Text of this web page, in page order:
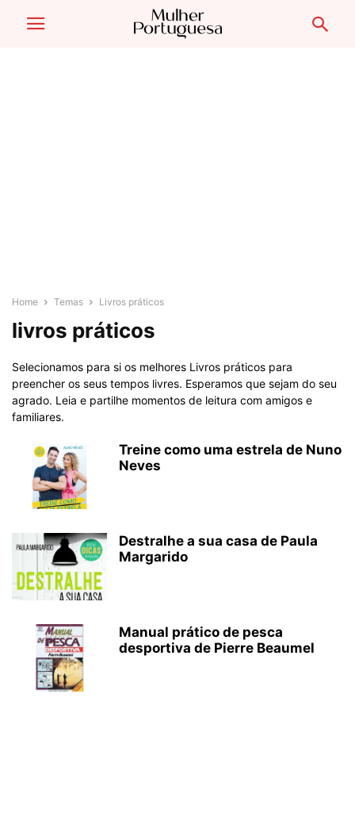
Home Temas Livros práticos
livros práticos
Selecionamos para si os melhores Livros práticos para
preencher os seus tempos livres. Esperamos que sejam do seu
agrado. Leia e partilhe momentos de leitura com amigos e
familiares.
Treine como uma estrela de Nuno
Neves
Destralhe a sua casa de Paula
Margarido
Manual prático de pesca
desportiva de Pierre Beaumel